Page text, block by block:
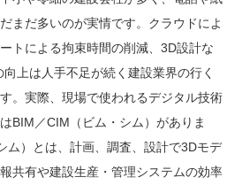
まだ多いのが実情です。クラウドによ
トによる拘束時間の削減、3D設計な
上は人手不足が続く建設業界の行く
。実際、現場で使われるデジタル技術
BIM／CIM（ビム・シム）がありま
ム）とは、計画、調査、設計で3Dモデ
共有や建設生産・管理システムの効率